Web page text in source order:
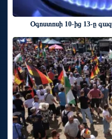
Օգոստոսի 10-ից 13-ը